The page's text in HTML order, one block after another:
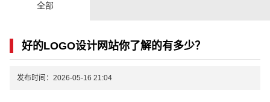
全部
好的LOGO设计网站你了解的有多少？
发布时间：2026-05-16 21:04